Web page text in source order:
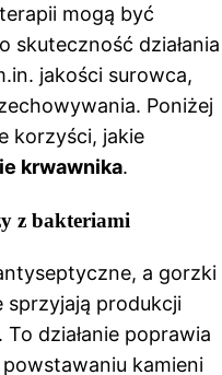
mogą być
skuteczność działania
jakości surowca,
Poniżej
korzyści, jakie
krwawnika.
z bakteriami
a gorzki
sprzyjają produkcji
działanie poprawia
kamieni